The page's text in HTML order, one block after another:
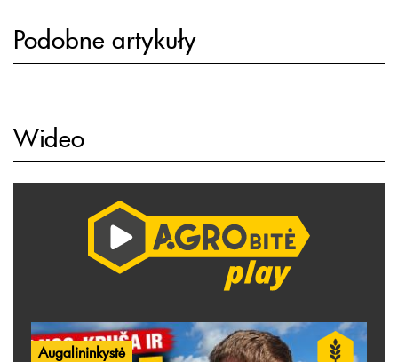
Podobne artykuły
Wideo
Augalininkystė